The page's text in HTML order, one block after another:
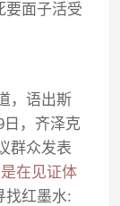
要面子活受
，语出斯
日，齐泽克
群众发表
在见证体
找红墨水: